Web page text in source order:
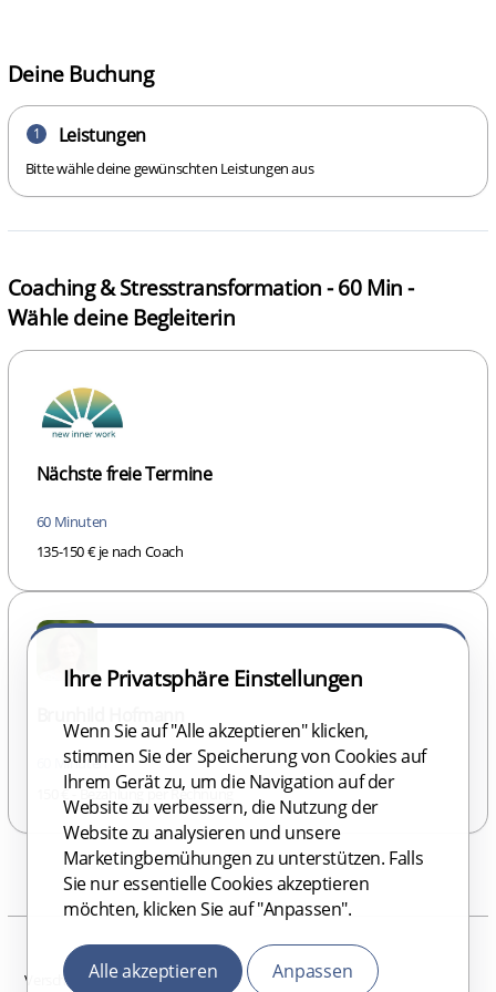
Coaching & Stresstransformation - 60 Min -
Wähle deine Begleiterin
Nächste freie Termine
60 Minuten
135-150 € je nach Coach
60 Minuten
150 € - Bezahlung per Rechnung
Deine Buchung
1 Leistungen
Bitte wähle deine gewünschten Leistungen aus
Verschlüsselte Datenübertragung
Ihre Privatsphäre Einstellungen
Wenn Sie auf "Alle akzeptieren" klicken,
stimmen Sie der Speicherung von Cookies auf
Ihrem Gerät zu, um die Navigation auf der
Website zu verbessern, die Nutzung der
Website zu analysieren und unsere
Marketingbemühungen zu unterstützen. Falls
Sie nur essentielle Cookies akzeptieren
möchten, klicken Sie auf "Anpassen".
Alle akzeptieren Anpassen